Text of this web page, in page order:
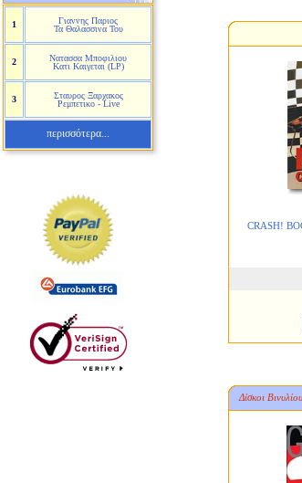
1
Γιαννης Παριος
Τα Θαλασσινα Του
2
Νατασσα Μποφιλιου
Κατι Καιγεται (LP)
3
Σταυρος Ξαρχακος
Ρεμπετικο - Live
περισσότερα...
CRASH!
Δίσκοι Βινυλίου